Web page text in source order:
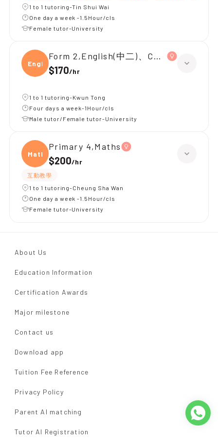
1 to 1 tutoring-Tin Shui Wai
One day a week -1.5Hour/cls
Female tutor-University
Engli
Form 2,English(中二)、Chinese(中二)
$170/hr
1 to 1 tutoring-Kwun Tong
Four days a week-1Hour/cls
Male tutor/Female tutor-University
Maths
Primary 4,Maths
$200/hr
互動教學
1 to 1 tutoring-Cheung Sha Wan
One day a week -1.5Hour/cls
Female tutor-University
About Us
Education Information
Certification Awards
Major milestone
Contact us
Download app
Tuition Fee Reference
Privacy Policy
Parent AI matching
Tutor AI Registration